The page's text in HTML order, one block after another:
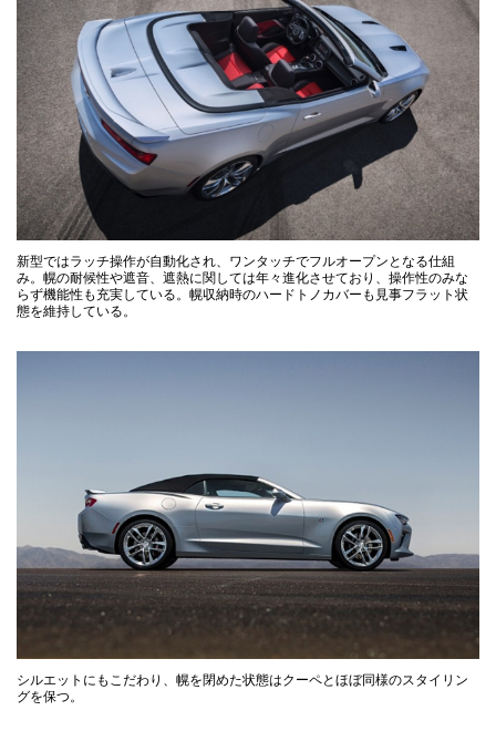
新型ではラッチ操作が自動化され、ワンタッチでフルオープンとなる仕組
み。幌の耐候性や遮音、遮熱に関しては年々進化させており、操作性のみな
らず機能性も充実している。幌収納時のハードトノカバーも見事フラット状
態を維持している。
シルエットにもこだわり、幌を閉めた状態はクーペとほぼ同様のスタイリン
グを保つ。